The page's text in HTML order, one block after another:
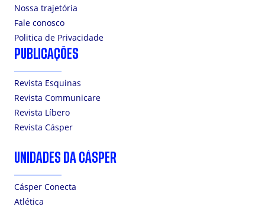
Nossa trajetória
Fale conosco
Politica de Privacidade
PUBLICAÇÕES
Revista Esquinas
Revista Communicare
Revista Líbero
Revista Cásper
UNIDADES DA CÁSPER
Cásper Conecta
Atlética